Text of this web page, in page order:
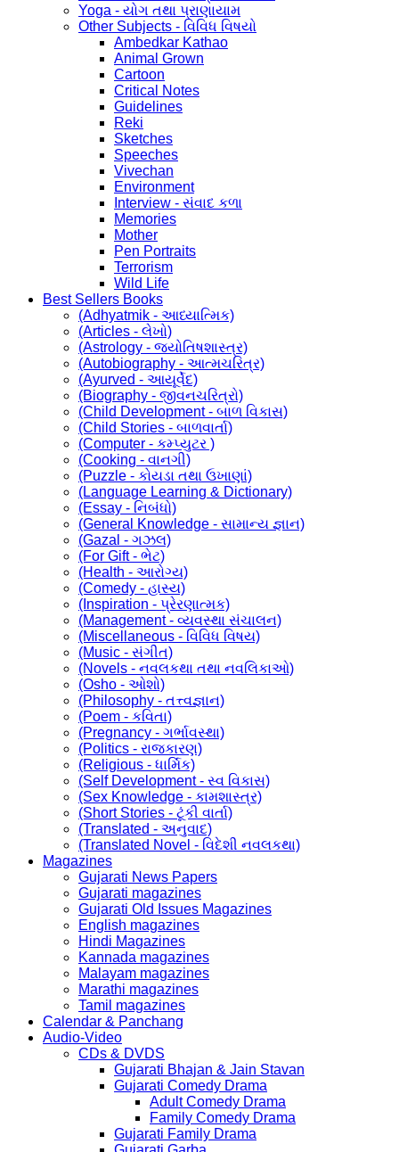
Yoga - યોગ તથા પ્રાણાયામ
Other Subjects - વિવિધ વિષયો
Ambedkar Kathao
Animal Grown
Cartoon
Critical Notes
Guidelines
Reki
Sketches
Speeches
Vivechan
Environment
Interview - સંવાદ કળા
Memories
Mother
Pen Portraits
Terrorism
Wild Life
Best Sellers Books
(Adhyatmik - આધ્યાત્મિક)
(Articles - લેખો)
(Astrology - જ્યોતિષશાસ્ત્ર)
(Autobiography - આત્મચરિત્ર)
(Ayurved - આયૂર્વેદ)
(Biography - જીવનચરિત્રો)
(Child Development - બાળ વિકાસ)
(Child Stories - બાળવાર્તા)
(Computer - કમ્પ્યુટર )
(Cooking - વાનગી)
(Puzzle - કોયડા તથા ઉખાણાં)
(Language Learning & Dictionary)
(Essay - નિબંધો)
(General Knowledge - સામાન્ય જ્ઞાન)
(Gazal - ગઝલ)
(For Gift - ભેટ)
(Health - આરોગ્ય)
(Comedy - હાસ્ય)
(Inspiration - પ્રેરણાત્મક)
(Management - વ્યવસ્થા સંચાલન)
(Miscellaneous - વિવિધ વિષય)
(Music - સંગીત)
(Novels - નવલકથા તથા નવલિકાઓ)
(Osho - ઓશો)
(Philosophy - તત્ત્વજ્ઞાન)
(Poem - કવિતા)
(Pregnancy - ગર્ભાવસ્થા)
(Politics - રાજકારણ)
(Religious - ધાર્મિક)
(Self Development - સ્વ વિકાસ)
(Sex Knowledge - કામશાસ્ત્ર)
(Short Stories - ટૂંકી વાર્તા)
(Translated - અનુવાદ)
(Translated Novel - વિદેશી નવલકથા)
Magazines
Gujarati News Papers
Gujarati magazines
Gujarati Old Issues Magazines
English magazines
Hindi Magazines
Kannada magazines
Malayam magazines
Marathi magazines
Tamil magazines
Calendar & Panchang
Audio-Video
CDs & DVDS
Gujarati Bhajan & Jain Stavan
Gujarati Comedy Drama
Adult Comedy Drama
Family Comedy Drama
Gujarati Family Drama